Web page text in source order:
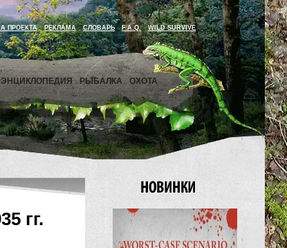
ПРОЕКТА РЕКЛАМА СЛОВАРЬ F.A.Q. WILD SURVIVE
ЭНЦИКЛОПЕДИЯ РЫБАЛКА ОХОТА
гг.